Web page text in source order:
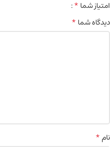
امتیاز شما*
دیدگاه شما*
نام*